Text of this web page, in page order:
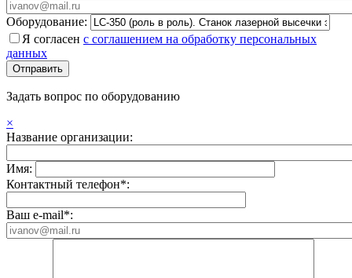
Оборудование:
Я согласен с соглашением на обработку персональных
данных
Задать вопрос по оборудованию
×
Название организации:
Имя:
Контактный телефон*:
Ваш e-mail*: